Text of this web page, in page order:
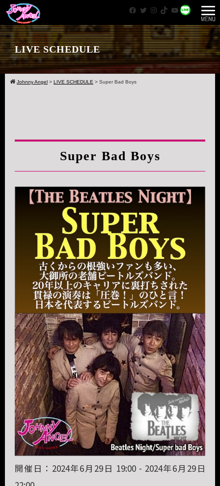
Facebook
Twitter
Instagram
TikTok
YouTube
WhatsApp
LIVE SCHEDULE
Johnny Angel > LIVE SCHEDULE > Super Bad Boys
Super Bad Boys
開催日：2024年6月29日 19:00 - 2024年6月29日